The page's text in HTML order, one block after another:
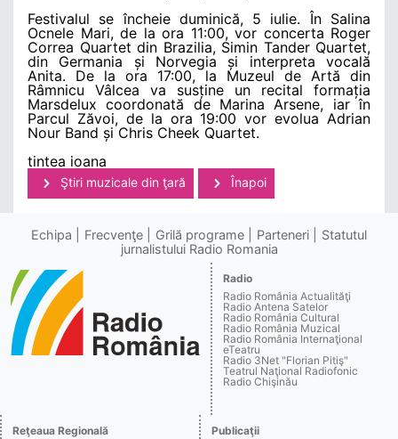
Festivalul se încheie duminică, 5 iulie. În Salina
Ocnele Mari, de la ora 11:00, vor concerta Roger
Correa Quartet din Brazilia, Simin Tander Quartet,
din Germania și Norvegia și interpreta vocală
Anita. De la ora 17:00, la Muzeul de Artă din
Râmnicu Vâlcea va susține un recital formația
Marsdelux coordonată de Marina Arsene, iar în
Parcul Zăvoi, de la ora 19:00 vor evolua Adrian
Nour Band și Chris Cheek Quartet.
tintea ioana
Ştiri muzicale din ţară Înapoi
Echipa Frecvenţe Grilă programe Parteneri
Statutul
jurnalistului Radio Romania
Radio
Radio România Actualităţi
Radio Antena Satelor
Radio România Cultural
Radio România Muzical
Radio România Internaţional
eTeatru
Radio 3Net "Florian Pitiş"
Teatrul Naţional Radiofonic
Radio Chişinău
Reţeaua Regională Publicaţii